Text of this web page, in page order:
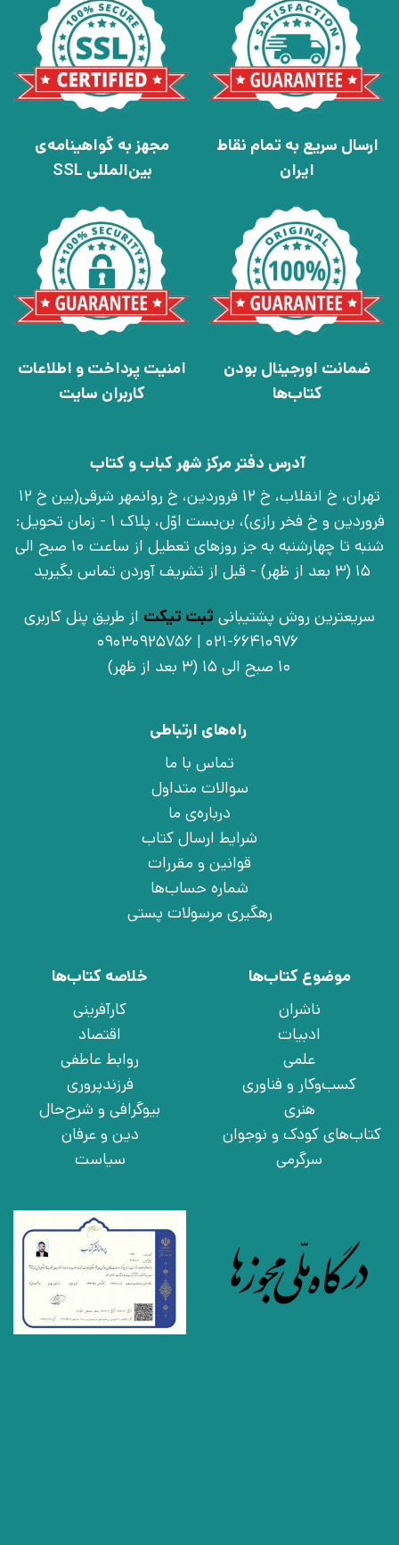
ارسال سریع به تمام نقاط
ایران
مجهز به گواهینامه‌ی
بین‌المللی SSL
ضمانت اورجینال بودن
کتاب‌ها
امنیت پرداخت و اطلاعات
کاربران سایت
آدرس دفتر مرکز شهر کباب و کتاب
تهران، خ انقلاب، خ 12 فروردین، خ روانمهر شرقی(بین خ 12
فروردین و خ فخر رازی)، بن‌بست اوّل، پلاک 1 - زمان تحویل:
شنبه تا چهارشنبه به جز روزهای تعطیل از ساعت 10 صبح الی
15 (3 بعد از ظهر) - قبل از تشریف آوردن تماس بگیرید
سریعترین روش پشتیبانی ثبت تیکت از طریق پنل کاربری
021-66410976 | 09030925756
10 صبح الی 15 (3 بعد از ظهر)
راه‌های ارتباطی
تماس با ما
سوالات متداول
درباره‌ی ما
شرایط ارسال کتاب
قوانین و مقررات
شماره حساب‌ها
رهگیری مرسولات پستی
موضوع کتاب‌ها
ناشران
ادبیات
علمی
کسب‌وکار و فناوری
هنری
کتاب‌های کودک و نوجوان
سرگرمی
خلاصه کتاب‌ها
کارآفرینی
اقتصاد
روابط عاطفی
فرزندپروری
بیوگرافی و شرح‌حال
دین و عرفان
سیاست